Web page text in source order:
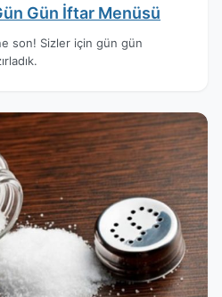
Gün İftar Menüsü
son! Sizler için gün gün